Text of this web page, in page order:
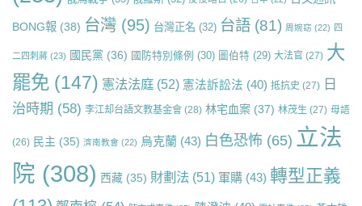
BONG報 (38) 台灣 (95) 台灣正名 (32) 台語 (81) 周婉窈 (22) 四
二四刺蔣 (23) 國民黨 (36) 國防特別條例 (30) 圖伯特 (29) 大法官 (27) 大
罷免 (147) 憲法法庭 (52) 憲法訴訟法 (40) 抵抗史 (27) 日
治時期 (58) 李江却台語文教基金會 (28) 林宅血案 (37) 林茂生 (27) 母語
(26) 民主 (35) 濟南教會 (22) 烏克蘭 (43) 白色恐怖 (65) 立法
院 (308) 西藏 (35) 財劃法 (51) 軍購 (43) 轉型正義